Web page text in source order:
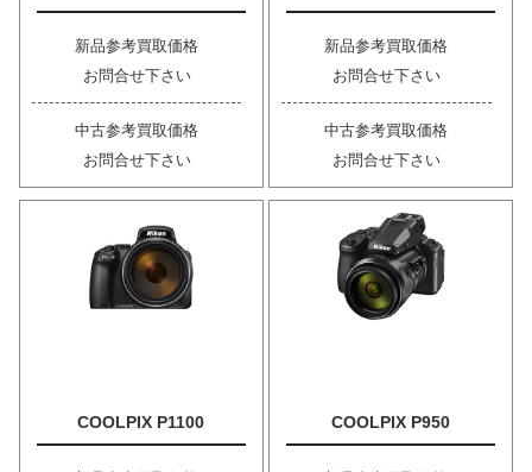
新品参考買取価格
お問合せ下さい
中古参考買取価格
お問合せ下さい
新品参考買取価格
お問合せ下さい
中古参考買取価格
お問合せ下さい
COOLPIX P1100 COOLPIX P950